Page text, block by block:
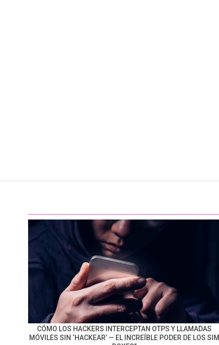
CÓMO LOS HACKERS INTERCEPTAN OTPS Y LLAMADAS
MÓVILES SIN ‘HACKEAR’ — EL INCREÍBLE PODER DE LOS SIM